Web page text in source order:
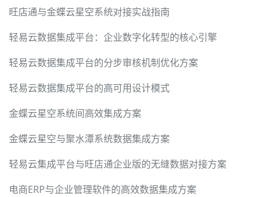
旺店通与金蝶云星空系统对接实战指南
轻易云数据集成平台：企业数字化转型的核心引擎
轻易云数据集成平台的分步审核机制优化方案
轻易云数据集成平台的高可用设计模式
金蝶云星空系统间高效集成方案
金蝶云星空与聚水潭系统数据集成方案
轻易云集成平台与旺店通企业版的无缝数据对接方案
电商ERP与企业管理软件的高效数据集成方案